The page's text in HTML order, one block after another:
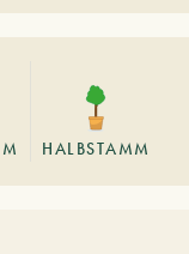
HALBSTAMM